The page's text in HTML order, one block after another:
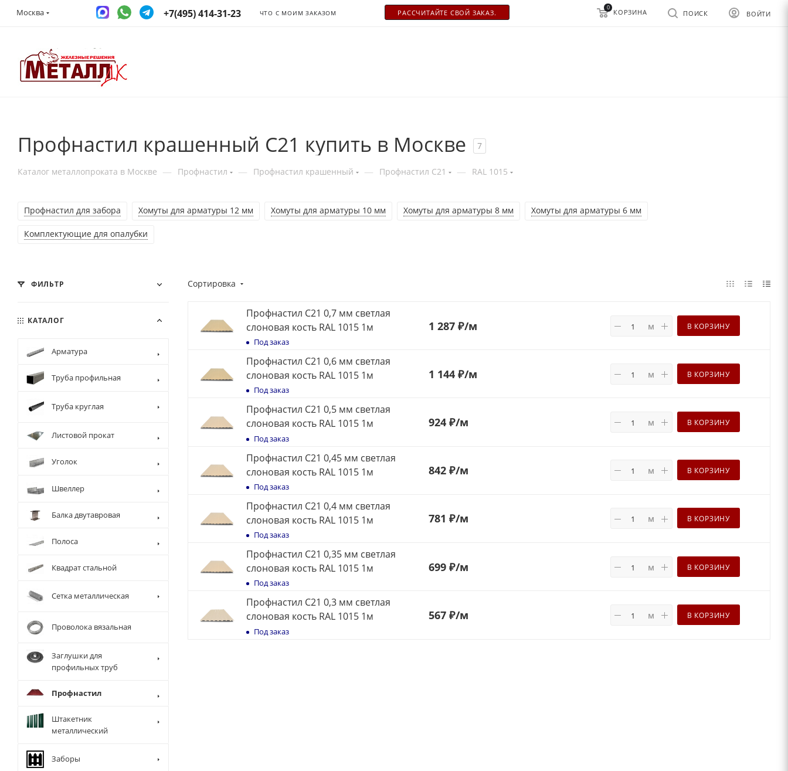
Москва +7(495) 414-31-23 ЧТО С МОИМ ЗАКАЗОМ РАСCЧИТАЙТЕ СВОЙ ЗАКАЗ. ВОЙТИ
ПОИСК
0
КОРЗИНА
Профнастил крашенный C21 купить в Москве 7
Каталог металлопроката в Москве — Профнастил — Профнастил крашенный — Профнастил С21 — RAL 1015
Профнастил для забора Хомуты для арматуры 12 мм Хомуты для арматуры 10 мм Хомуты для арматуры 8 мм Хомуты для арматуры 6 мм
Комплектующие для опалубки
Сортировка
Профнастил С21 0,7 мм светлая
слоновая кость RAL 1015 1м
Под заказ
1 287 ₽/м м В КОРЗИНУ
Профнастил С21 0,6 мм светлая
слоновая кость RAL 1015 1м
Под заказ
1 144 ₽/м м В КОРЗИНУ
Профнастил С21 0,5 мм светлая
слоновая кость RAL 1015 1м
Под заказ
924 ₽/м м В КОРЗИНУ
Профнастил С21 0,45 мм светлая
слоновая кость RAL 1015 1м
Под заказ
842 ₽/м м В КОРЗИНУ
Профнастил С21 0,4 мм светлая
слоновая кость RAL 1015 1м
Под заказ
781 ₽/м м В КОРЗИНУ
Профнастил С21 0,35 мм светлая
слоновая кость RAL 1015 1м
Под заказ
699 ₽/м м В КОРЗИНУ
Профнастил С21 0,3 мм светлая
слоновая кость RAL 1015 1м
Под заказ
567 ₽/м м В КОРЗИНУ
ФИЛЬТР
КАТАЛОГ
Арматура
Труба профильная
Труба круглая
Листовой прокат
Уголок
Швеллер
Балка двутавровая
Полоса
Квадрат стальной
Сетка металлическая
Проволока вязальная
Заглушки для
профильных труб
Профнастил
Штакетник
металлический
Заборы